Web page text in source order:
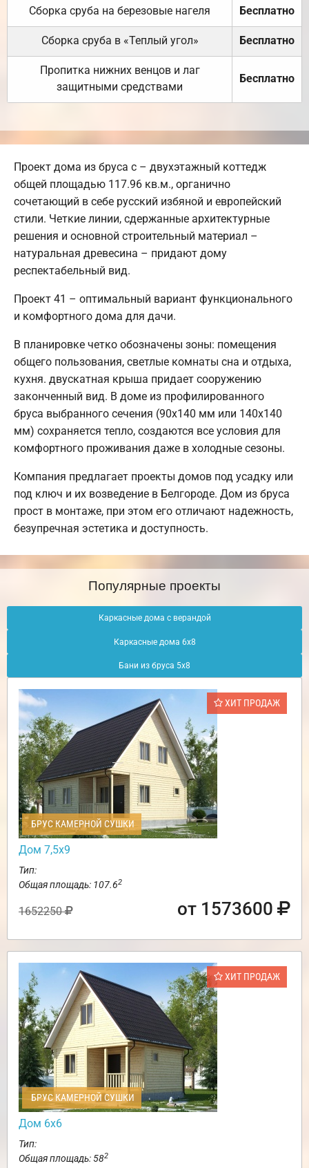
Сборка сруба на березовые нагеля Бесплатно
Сборка сруба в «Теплый угол» Бесплатно
Пропитка нижних венцов и лаг
защитными средствами
Бесплатно
Проект дома из бруса с – двухэтажный коттедж
общей площадью 117.96 кв.м., органично
сочетающий в себе русский избяной и европейский
стили. Четкие линии, сдержанные архитектурные
решения и основной строительный материал –
натуральная древесина – придают дому
респектабельный вид.
Проект 41 – оптимальный вариант функционального
и комфортного дома для дачи.
В планировке четко обозначены зоны: помещения
общего пользования, светлые комнаты сна и отдыха,
кухня. двускатная крыша придает сооружению
законченный вид. В доме из профилированного
бруса выбранного сечения (90х140 мм или 140х140
мм) сохраняется тепло, создаются все условия для
комфортного проживания даже в холодные сезоны.
Компания предлагает проекты домов под усадку или
под ключ и их возведение в Белгороде. Дом из бруса
прост в монтаже, при этом его отличают надежность,
безупречная эстетика и доступность.
Популярные проекты
Каркасные дома с верандой
Каркасные дома 6х8
Бани из бруса 5х8
ХИТ ПРОДАЖ
БРУС КАМЕРНОЙ СУШКИ
Дом 7,5х9
Тип:
Общая площадь: 107.62
1652250 от 1573600
ХИТ ПРОДАЖ
БРУС КАМЕРНОЙ СУШКИ
Дом 6х6
Тип:
Общая площадь: 582